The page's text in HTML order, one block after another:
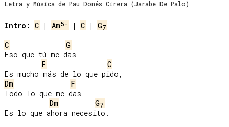
Letra y Música de Pau Donés Cirera (Jarabe De Palo)
Intro: C | Am5- | C | G7
C
G
Eso que tú me das
F
C
Dm
F
Todo lo que me das
Dm
G7
Es lo que ahora necesito.